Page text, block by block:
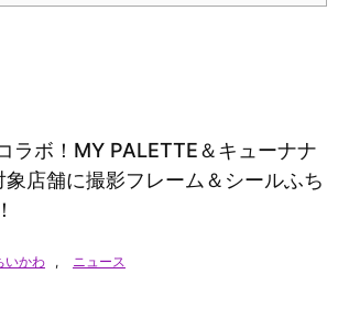
ラボ！MY PALETTE＆キューナナ
店舗に撮影フレーム＆シールふち
いかわ , ニュース